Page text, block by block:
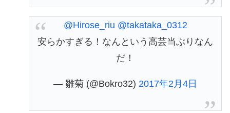
@Hirose_riu @takataka_0312
安らかすぎる！なんという高芸当ぶりなん
だ！
— 雛菊 (@Bokro32) 2017年2月4日